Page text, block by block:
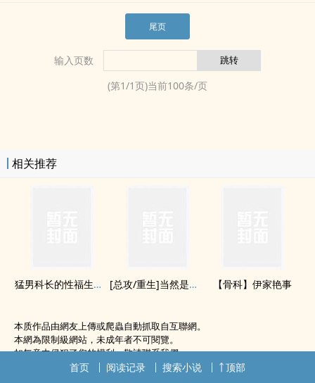
尾页
输入页数
(第1/1页)当前100条/页
相关推荐
猛男科长的‍‎‌性‍‌福‎‍‎生活（单/双性） [总攻/重生]当然是选择原谅他啊 【骨科】伊家艳事
本质作品由網友上傳或爬蟲自動抓取自互聯網。
本網為限制級網站，未成年者不可閱覽。
如無意中侵犯了您的權利，敬請聯系我們。
首页 阅读记录 搜索小说 顶部